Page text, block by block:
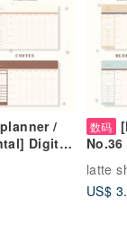
/
Digital
month
数码
latte
US$